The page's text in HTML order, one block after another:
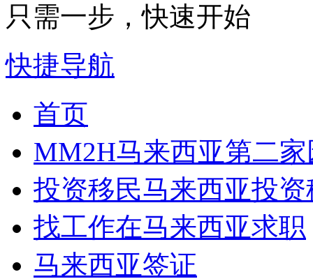
只需一步，快速开始
快捷导航
首页
MM2H马来西亚第二家
投资移民马来西亚投资
找工作在马来西亚求职
马来西亚签证